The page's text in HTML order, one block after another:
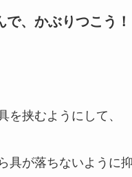
で、かぶりつこう！
を挟むようにして、
具が落ちないように抑